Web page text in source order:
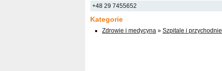
+48 29 7455652
Kategorie
Zdrowie i medycyna » Szpitale i przychodnie